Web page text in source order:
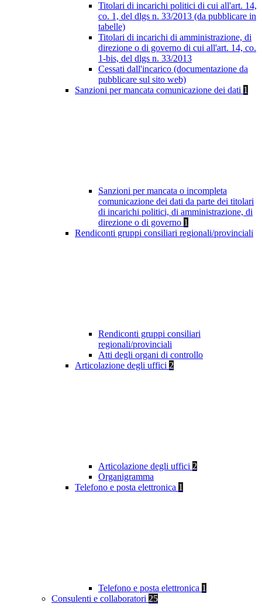
Titolari di incarichi politici di cui all'art. 14,
co. 1, del dlgs n. 33/2013 (da pubblicare in
tabelle)
Titolari di incarichi di amministrazione, di
direzione o di governo di cui all'art. 14, co.
1-bis, del dlgs n. 33/2013
Cessati dall'incarico (documentazione da
pubblicare sul sito web)
Sanzioni per mancata comunicazione dei dati 1
Sanzioni per mancata o incompleta
comunicazione dei dati da parte dei titolari
di incarichi politici, di amministrazione, di
direzione o di governo 1
Rendiconti gruppi consiliari regionali/provinciali
Rendiconti gruppi consiliari
regionali/provinciali
Atti degli organi di controllo
Articolazione degli uffici 2
Articolazione degli uffici 2
Organigramma
Telefono e posta elettronica 1
Telefono e posta elettronica 1
Consulenti e collaboratori 25